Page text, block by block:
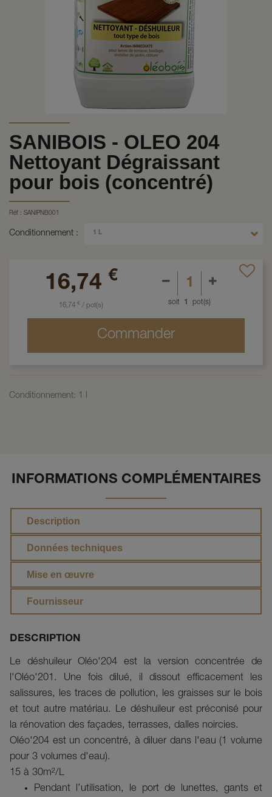
SANIBOIS - OLEO 204
Nettoyant Dégraissant
pour bois (concentré)
Réf : SANIPNB001
Conditionnement 1 L
16,74 €
16,74 €/ pot(s) soit 1 pot(s)
Commander
Conditionnement: 1 l
INFORMATIONS COMPLÉMENTAIRES
Description
Données techniques
Mise en œuvre
Fournisseur
DESCRIPTION
Le déshuileur Oléo'204 est la version concentrée de
l'Oléo'201. Une fois dilué, il dissout efficacement les
salissures, les traces de pollution, les graisses sur le bois
et tout autre matériau. Le déshuileur est préconisé pour
la rénovation des façades, terrasses, dalles noircies.
Oléo'204 est un concentré, à diluer dans l'eau (1 volume
pour 3 volumes d'eau).
15 à 30m²/L
Pendant l’utilisation, le port de lunettes, gants et